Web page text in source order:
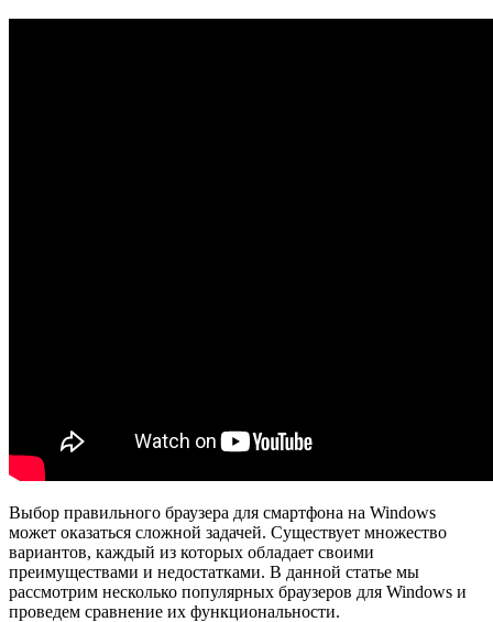
Выбор правильного браузера для смартфона на Windows
может оказаться сложной задачей. Существует множество
вариантов, каждый из которых обладает своими
преимуществами и недостатками. В данной статье мы
рассмотрим несколько популярных браузеров для Windows и
проведем сравнение их функциональности.